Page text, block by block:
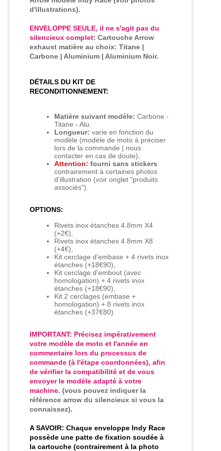
d'illustrations).
ENVELOPPE SEULE, il ne s'agit pas du
silencieux complet: Cartouche Arrow
exhaust matière au choix: Titane |
Carbone | Aluminium | Aluminium Noir.
DÉTAILS DU KIT DE
RECONDITIONNEMENT:
Matière suivant modèle: Carbone -
Titane - Alu.
Longueur: varie en fonction du
modèle (modèle de moto à préciser
lors de la commande | nous
contacter en cas de doute),
Attention: fourni sans stickers
contrairement à certaines photos
d'illustration (voir onglet "produits
associés").
OPTIONS:
Rivets inox étanches 4.8mm X4
(+2€),
Rivets inox étanches 4.8mm X8
(+4€),
Kit cerclage d'embase + 4 rivets inox
étanches (+18€90),
Kit cerclage d'embout (avec
homologation) + 4 rivets inox
étanches (+18€90),
Kit 2 cerclages (embase +
homologation) + 8 rivets inox
étanches (+37€80).
IMPORTANT: Précisez impérativement
votre modèle de moto et l'année en
commentaire lors du processus de
commande (à l'étape coordonnées), afin
de vérifier la compatibilité et de vous
envoyer le modèle adapté à votre
machine. (vous pouvez indiquer la
référence arrow du silencieux si vous la
connaissez).
A SAVOIR: Chaque enveloppe Indy Race
possède une patte de fixation soudée à
la cartouche (contrairement à la photo